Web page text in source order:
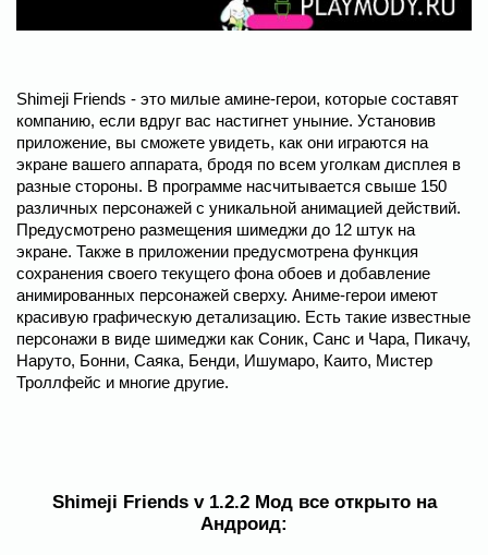
Shimeji Friends - это милые амине-герои, которые составят
компанию, если вдруг вас настигнет уныние. Установив
приложение, вы сможете увидеть, как они играются на
экране вашего аппарата, бродя по всем уголкам дисплея в
разные стороны. В программе насчитывается свыше 150
различных персонажей с уникальной анимацией действий.
Предусмотрено размещения шимеджи до 12 штук на
экране. Также в приложении предусмотрена функция
сохранения своего текущего фона обоев и добавление
анимированных персонажей сверху. Аниме-герои имеют
красивую графическую детализацию. Есть такие известные
персонажи в виде шимеджи как Соник, Санс и Чара, Пикачу,
Наруто, Бонни, Саяка, Бенди, Ишумаро, Каито, Мистер
Троллфейс и многие другие.
Shimeji Friends v 1.2.2 Мод все открыто на
Андроид: